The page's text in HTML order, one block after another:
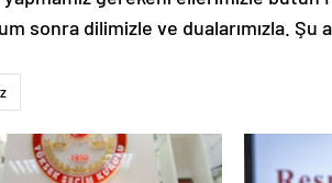
sonra dilimizle ve dualarımızla. Şu